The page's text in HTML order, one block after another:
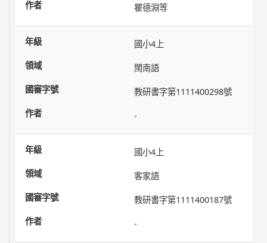
瞿德淵等
國小4上
閩南語
教研書字第1111400298號
-
國小4上
客家語
教研書字第1111400187號
-